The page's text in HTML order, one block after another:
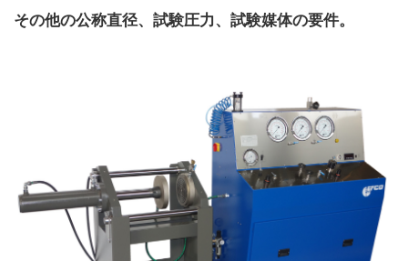
その他の公称直径、試験圧力、試験媒体の要件。